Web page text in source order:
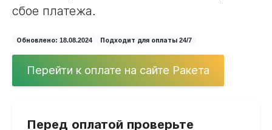
сбое платежа.
Обновлено: 18.08.2024 Подходит для оплаты 24/7
Перейти к оплате на сайте Ракета
Перед оплатой проверьте